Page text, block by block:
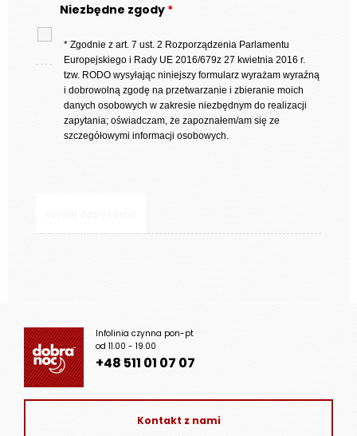
Niezbędne zgody *
* Zgodnie z art. 7 ust. 2 Rozporządzenia Parlamentu
Europejskiego i Rady UE 2016/679z 27 kwietnia 2016 r.
tzw. RODO wysyłając niniejszy formularz wyrażam wyraźną
i dobrowolną zgodę na przetwarzanie i zbieranie moich
danych osobowych w zakresie niezbędnym do realizacji
zapytania; oświadczam, że zapoznałem/am się ze
szczegółowymi informacji osobowych.
Infolinia czynna pon-pt
od 11.00 - 19.00
+48 511 01 07 07
Kontakt z nami